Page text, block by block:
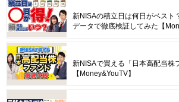
新NISAの積立日は何日がベスト
データで徹底検証してみた【
新NISAで買える「日本高配当株
【Money&YouTV】